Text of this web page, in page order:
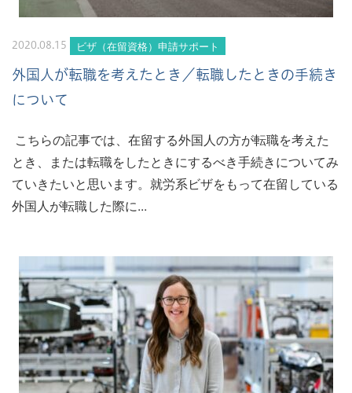
2020.08.15 ビザ（在留資格）申請サポート
外国人が転職を考えたとき／転職したときの手続き
について
こちらの記事では、在留する外国人の方が転職を考えた
とき、または転職をしたときにするべき手続きについてみ
ていきたいと思います。就労系ビザをもって在留している
外国人が転職した際に...